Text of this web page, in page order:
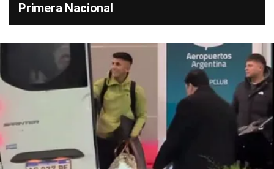
Primera Nacional